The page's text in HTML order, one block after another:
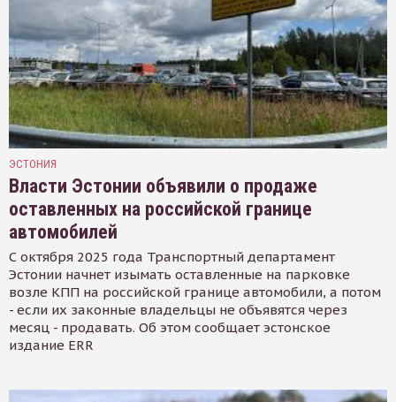
ЭСТОНИЯ
Власти Эстонии объявили о продаже
оставленных на российской границе
автомобилей
С октября 2025 года Транспортный департамент
Эстонии начнет изымать оставленные на парковке
возле КПП на российской границе автомобили, а потом
- если их законные владельцы не объявятся через
месяц - продавать. Об этом сообщает эстонское
издание ERR